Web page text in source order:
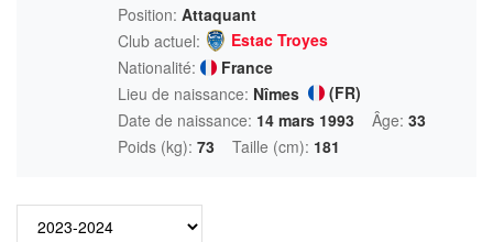
Position: Attaquant
Club actuel:
Estac Troyes
Nationalité:
France
Lieu de naissance: Nîmes
(FR)
Date de naissance: 14 mars 1993 Âge: 33
Poids (kg): 73 Taille (cm): 181